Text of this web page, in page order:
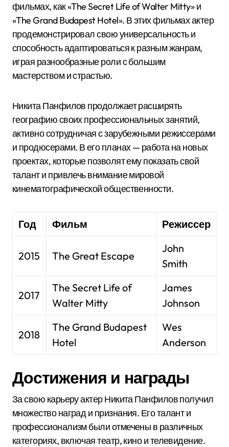
фильмах, как «The Secret Life of Walter Mitty» и
«The Grand Budapest Hotel». В этих фильмах актер
продемонстрировал свою универсальность и
способность адаптироваться к разным жанрам,
играя разнообразные роли с большим
мастерством и страстью.
Никита Панфилов продолжает расширять
географию своих профессиональных занятий,
активно сотрудничая с зарубежными режиссерами
и продюсерами. В его планах — работа на новых
проектах, которые позволят ему показать свой
талант и привлечь внимание мировой
кинематографической общественности.
Год Фильм Режиссер
2015 The Great Escape
John
Smith
2017
The Secret Life of
Walter Mitty
James
Johnson
2018
The Grand Budapest
Hotel
Wes
Anderson
Достижения и награды
За свою карьеру актер Никита Панфилов получил
множество наград и признания. Его талант и
профессионализм были отмечены в различных
категориях, включая театр, кино и телевидение.